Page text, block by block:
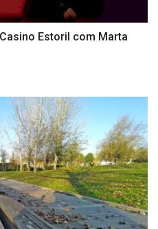
Estoril com Marta